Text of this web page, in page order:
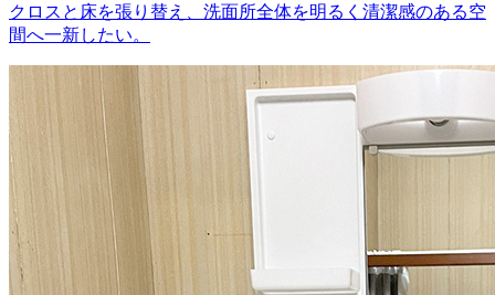
クロスと床を張り替え、洗面所全体を明るく清潔感のある空
間へ一新したい。